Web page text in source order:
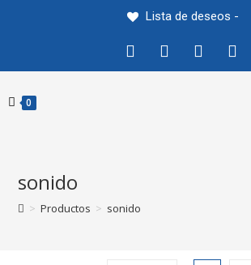
Lista de deseos -
0
sonido
> Productos > sonido